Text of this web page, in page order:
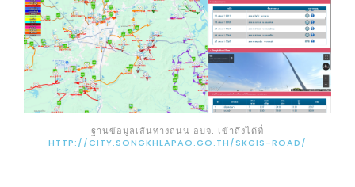
ฐานข้อมูลเส้นทางถนน อบจ. เข้าถึงได้ที่
HTTP://CITY.SONGKHLAPAO.GO.TH/SKGIS-ROAD/